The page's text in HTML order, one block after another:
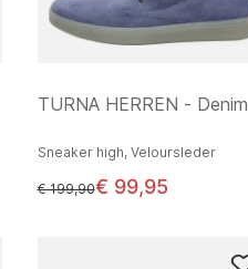
TURNA HERREN - Denim
Sneaker high, Veloursleder
statt
€ 199,90€ 99,95